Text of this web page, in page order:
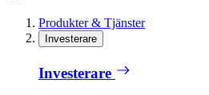
Produkter & Tjänster
Investerare
Investerare